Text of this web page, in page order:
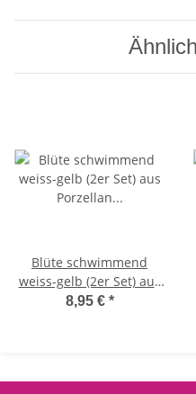
Schwimmtiere
Blüte schwimmend
weiss-gelb (2er Set) aus
Porzellan als Teich Deko
8,95 € *